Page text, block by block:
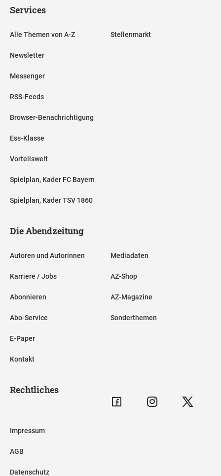
Services
Alle Themen von A-Z
Newsletter
Messenger
RSS-Feeds
Browser-Benachrichtigung
Ess-Klasse
Vorteilswelt
Spielplan, Kader FC Bayern
Spielplan, Kader TSV 1860
Stellenmarkt
Die Abendzeitung
Autoren und Autorinnen
Karriere / Jobs
Abonnieren
Abo-Service
E-Paper
Kontakt
Mediadaten
AZ-Shop
AZ-Magazine
Sonderthemen
Rechtliches
Impressum
AGB
Datenschutz